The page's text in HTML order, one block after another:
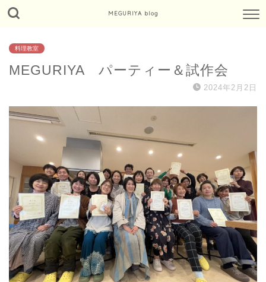
MEGURIYA blog
料理教室
MEGURIYA パーティー＆試作会
2024年2月2日